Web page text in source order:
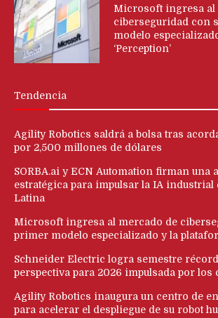
Microsoft ingresa al
ciberseguridad con
modelo
‘Perception’
Tendencia
Agility Robotics saldrá a bolsa tras
por 2,500 millones de dólares
SORBA.ai y ECN Automation firman una
estratégica para impulsar la IA industrial
Latina
Microsoft ingresa al mercado de
primer modelo especializado y la
Schneider Electric logra semestre
perspectiva para 2026 impulsada por los
Agility Robotics inaugura un centro de
para acelerar el despliegue de su robot